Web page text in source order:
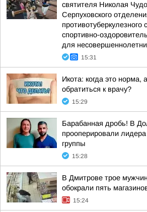
святителя Николая
Серпуховского
спортивно-
для
15:31
Икота: когда это норма,
обратиться к врачу?
15:29
Барабанная дробь! В
прооперировали лидера
группы
15:28
В Дмитрове трое
обокрали пять
15:24